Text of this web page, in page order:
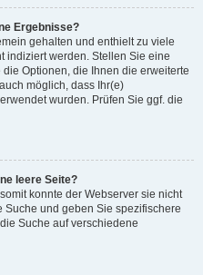
Ergebnisse?
gehalten und enthielt zu viele
indiziert werden. Stellen Sie eine
Optionen, die Ihnen die erweiterte
möglich, dass Ihr(e)
wurden. Prüfen Sie ggf. die
leere Seite?
konnte der Webserver sie nicht
und geben Sie spezifischere
Suche auf verschiedene